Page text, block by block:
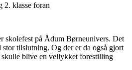
2. klasse foran
skolefest på Ådum Børneunivers. Det
tilslutning. Og der er da også gjort
skulle blive en vellykket forestilling